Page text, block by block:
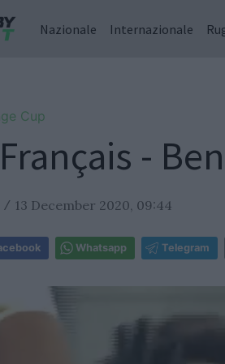
Nazionale Internazionale
Cup
-
/ 13 December 2020, 09:44
Whatsapp Telegram